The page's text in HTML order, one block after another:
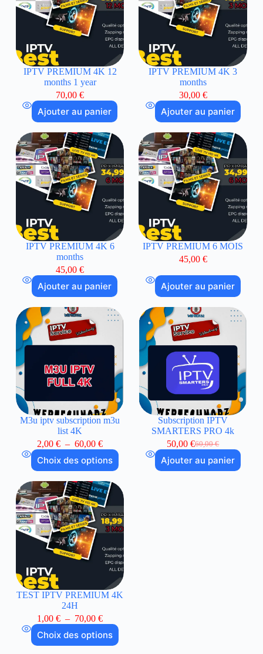
IPTV PREMIUM 4K 12
months 1 year
70,00€
Ajouter au panier
IPTV PREMIUM 4K 3
months
30,00 €
Ajouter au panier
IPTV PREMIUM 4K 6
months
45,00€
Ajouter au panier
IPTV PREMIUM 6 MOIS
45,00 €
Ajouter au panier
M3u iptv subscription m3u
list 4K
2,00€ – 60,00€
Choix des options
Subscription IPTV
SMARTERS PRO 4k
60,00€
50,00€
Ajouter au panier
TEST IPTV PREMIUM 4K
24H
1,00€ – 70,00€
Choix des options